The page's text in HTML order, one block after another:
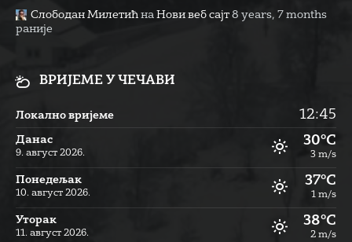
Слободан Милетић на Нови веб сајт 8 years, 7 months
раније
ВРИЈЕМЕ У ЧЕЧАВИ
Локално вријеме 12:45
Данас
9. август 2026.
30°C
3 m/s
Понедељак
10. август 2026.
37°C
1 m/s
Уторак
11. август 2026.
38°C
2 m/s